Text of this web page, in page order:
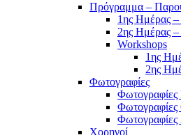
Πρόγραμμα –
1ης Ημέρας
2ης Ημέρας
Workshops
1ης
2ης
Φωτογραφίες
Φωτογραφίες
Φωτογραφίες
Χορηγοί